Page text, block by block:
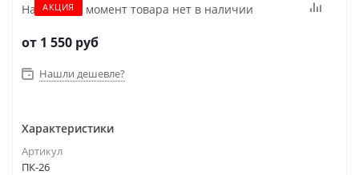
АКЦИЯ
На данный момент товара нет в наличии
от 1 550 руб
Нашли дешевле?
Характеристики
Артикул
ПК-26